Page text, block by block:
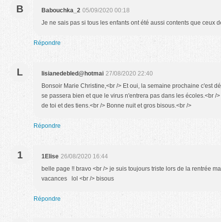
B Babouchka_2 05/09/2020 00:18
Je ne sais pas si tous les enfants ont été aussi contents que ceux
Répondre
L lisianedebled@hotmai 27/08/2020 22:40
Bonsoir Marie Christine,<br /> Et oui, la semaine prochaine c'est
se passera bien et que le virus n'entrera pas dans les écoles.<br /
de toi et des tiens.<br /> Bonne nuit et gros bisous.<br />
Répondre
1 1Elise 26/08/2020 16:44
belle page !! bravo <br /> je suis toujours triste lors de la rentrée
vacances lol <br /> bisous
Répondre